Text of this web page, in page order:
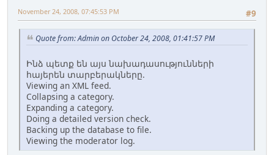
#9
November 24, 2008, 07:45:53 PM
Quote from: Admin on October 24, 2008, 01:41:57 PM
Ինձ պետք են այս նախադասությունների
հայերեն տարբերակները.
Viewing an XML feed.
Collapsing a category.
Expanding a category.
Doing a detailed version check.
Backing up the database to file.
Viewing the moderator log.